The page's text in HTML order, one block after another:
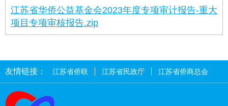
江苏省华侨公益基金会2023年度专项审计报告-重大
项目专项审核报告.zip
友情链接： 江苏省侨联 江苏省民政厅 江苏省侨商总会